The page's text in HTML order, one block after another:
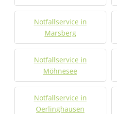
Notfallservice in
Marsberg
Notfallservice in
Möhnesee
Notfallservice in
Oerlinghausen